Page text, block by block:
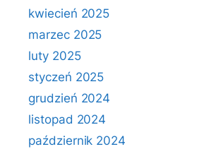
kwiecień 2025
marzec 2025
luty 2025
styczeń 2025
grudzień 2024
listopad 2024
październik 2024